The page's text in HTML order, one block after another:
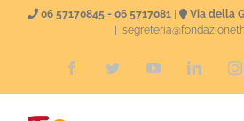
06 57170845 - 06 5717081|
Via della
FacebookTwitterYouTubeLinkedIn